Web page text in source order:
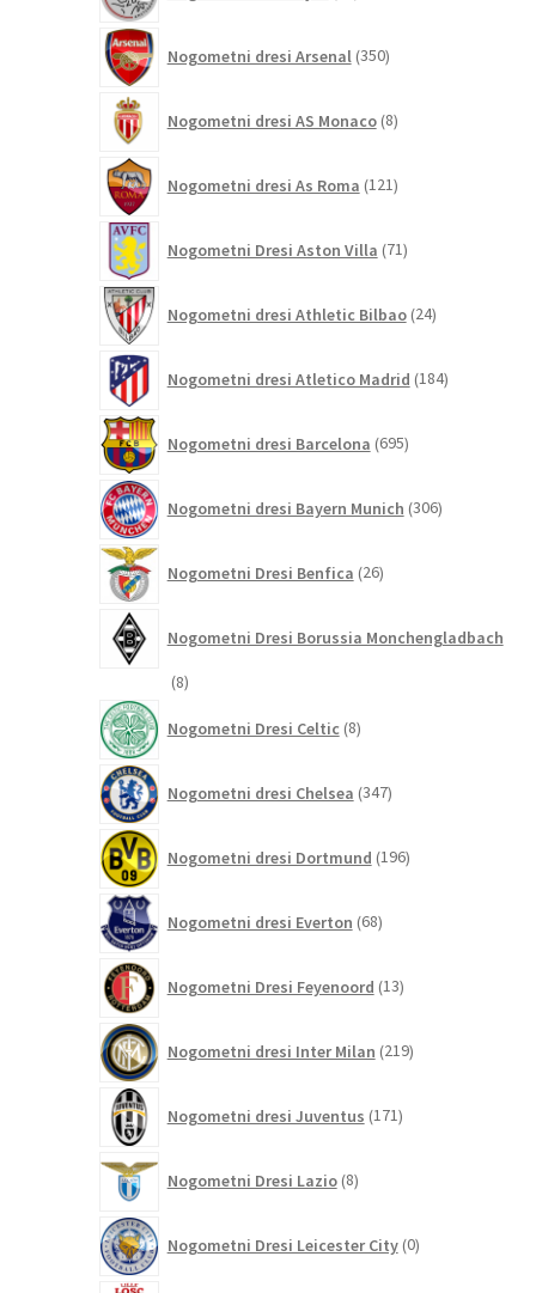
Nogometni dresi Arsenal 350izdelkov
Nogometni dresi AS Monaco 8izdelkov
Nogometni dresi As Roma 121izdelkov
Nogometni Dresi Aston Villa 71izdelkov
Nogometni dresi Athletic Bilbao 24izdelkov
Nogometni dresi Atletico Madrid 184izdelkov
Nogometni dresi Barcelona 695izdelkov
Nogometni dresi Bayern Munich 306izdelkov
Nogometni Dresi Benfica 26izdelkov
Nogometni Dresi Borussia Monchengladbach
88
Nogometni Dresi Celtic 8izdelkov
Nogometni dresi Chelsea 347izdelkov
Nogometni dresi Dortmund 196izdelkov
Nogometni dresi Everton 68izdelkov
Nogometni Dresi Feyenoord 13izdelkov
Nogometni dresi Inter Milan 219izdelkov
Nogometni dresi Juventus 171izdelkov
Nogometni Dresi Lazio 8izdelkov
Nogometni Dresi Leicester City 0izdelkov